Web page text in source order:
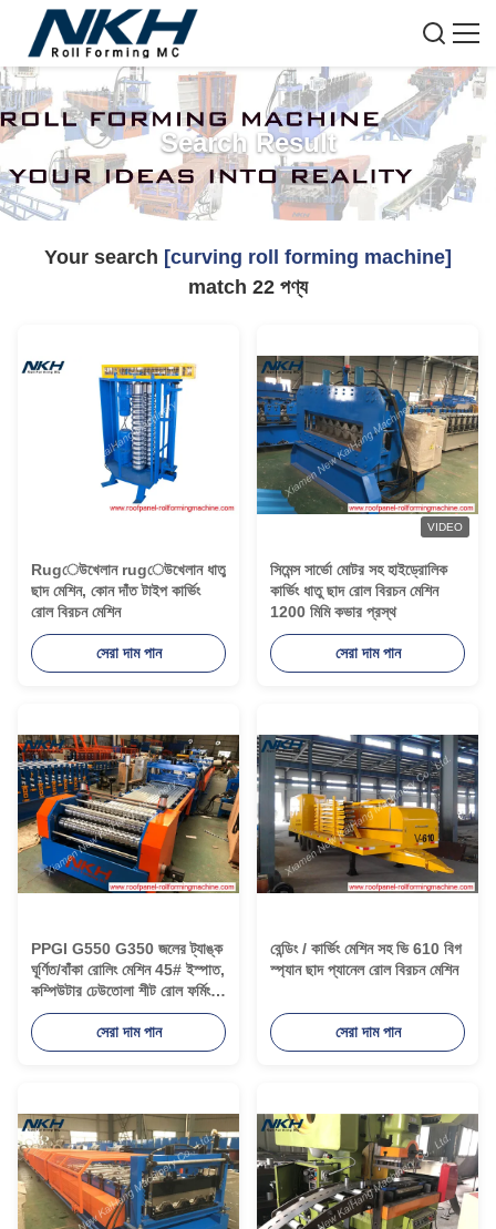
Search Result
Your search [curving roll forming machine]
match 22 পণ্য
Rugেউখেলান rugেউখেলান ধাতু
ছাদ মেশিন, কোন দাঁত টাইপ কার্ভিং
রোল বিরচন মেশিন
সেরা দাম পান
VIDEO
সিমেন্স সার্ভো মোটর সহ হাইড্রোলিক
কার্ভিং ধাতু ছাদ রোল বিরচন মেশিন
1200 মিমি কভার প্রস্থ
সেরা দাম পান
PPGI G550 G350 জলের ট্যাঙ্ক
ঘূর্ণিত/বাঁকা রোলিং মেশিন 45# ইস্পাত,
কম্পিউটার ঢেউতোলা শীট রোল ফর্মিং
মেশিন
সেরা দাম পান
বেন্ডিং / কার্ভিং মেশিন সহ ভি 610 বিগ
স্প্যান ছাদ প্যানেল রোল বিরচন মেশিন
সেরা দাম পান